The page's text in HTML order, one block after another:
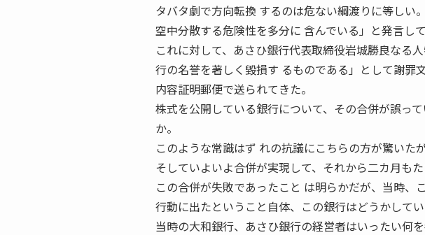
タバタ劇で方向転換 するのは危ない綱渡りに等しい。
空中分散する危険性を多分に 含んでいる」と発言して
これに対して、あさひ銀行代表取締役岩城勝良なる
行の名誉を著しく毀損す るものである」として謝罪
内容証明郵便で送られてきた。
株式を公開している銀行について、その合併が誤っ
か。
このような常識はず れの抗議にこちらの方が驚いた
そしていよいよ合併が実現して、それから二カ月も
この合併が失敗であったこと は明らかだが、当時
行動に出たということ自体、この銀行はどうかして
当時の大和銀行、あさひ銀行の経営者はいったい何を